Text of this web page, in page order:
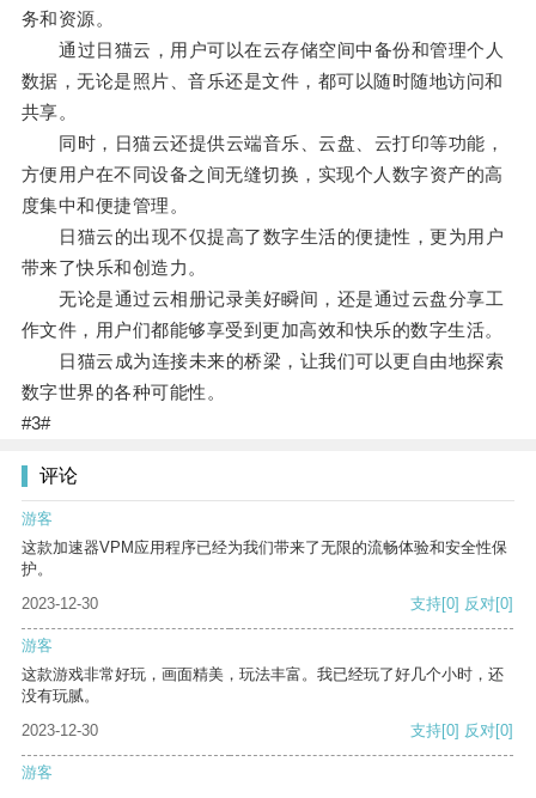
务和资源。
通过日猫云，用户可以在云存储空间中备份和管理个人
数据，无论是照片、音乐还是文件，都可以随时随地访问和
共享。
同时，日猫云还提供云端音乐、云盘、云打印等功能，
方便用户在不同设备之间无缝切换，实现个人数字资产的高
度集中和便捷管理。
日猫云的出现不仅提高了数字生活的便捷性，更为用户
带来了快乐和创造力。
无论是通过云相册记录美好瞬间，还是通过云盘分享工
作文件，用户们都能够享受到更加高效和快乐的数字生活。
日猫云成为连接未来的桥梁，让我们可以更自由地探索
数字世界的各种可能性。
#3#
评论
游客
这款加速器VPM应用程序已经为我们带来了无限的流畅体验和安全性保
护。
2023-12-30
支持[0] 反对[0]
游客
这款游戏非常好玩，画面精美，玩法丰富。我已经玩了好几个小时，还
没有玩腻。
2023-12-30
支持[0] 反对[0]
游客